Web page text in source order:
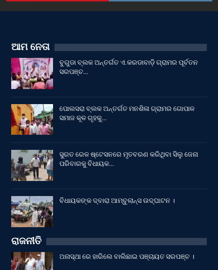
ଆମ ନେତା
ବୁଗୁଡା ବ୍ଲକ ଅନ୍ତର୍ଗତ ଏ.କରଡାବାଡ଼ି ଗ୍ରାମର ପୂର୍ବତନ
ସରପଞ୍ଚ…
ପୋଲସରା ବ୍ଲକ ଅନ୍ତର୍ଗତ ମନଶିଳା ଗ୍ରାମର ଗୋପାଳ
ସମାଜ କୂଳ ଗୃହକୁ…
ସୁରତ ରେଳ ଷ୍ଟେସନରେ ମୃତବରଣ କରିଥିବା ସିଲୁ ଜେନା
ପରିବାରକୁ ବିଧାୟକ…
ବିଧାୟକଙ୍କ ଦ୍ବାରା ଆମ୍ବୁଲାନ୍ସ ଉଦ୍‌ଘାଟନ ।
ରାଜନୀତି
ଅନାସ୍ଥା ରେ ହାରିଲେ ବାଲିଛାଇ ପଞ୍ଚାୟତ ସରପଞ୍ଚ ।